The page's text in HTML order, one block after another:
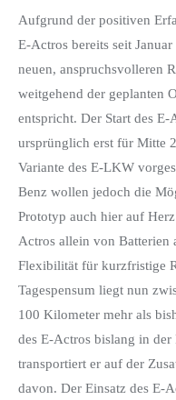
Aufgrund der positiven
E-Actros bereits seit
neuen, anspruchsvolleren
weitgehend der geplanten
entspricht. Der Start des
ursprünglich erst für Mitte
Variante des E-LKW
Benz wollen jedoch die
Prototyp auch hier auf
Actros allein von Batterien
Flexibilität für kurzfristige
Tagespensum liegt nun
100 Kilometer mehr als
des E-Actros bislang in
transportiert er auf der
davon. Der Einsatz des E-